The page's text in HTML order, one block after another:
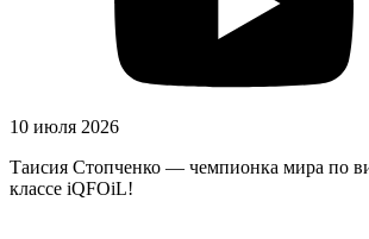
10 июля 2026
Таисия Стопченко — чемпионка мира по
классе iQFOiL!